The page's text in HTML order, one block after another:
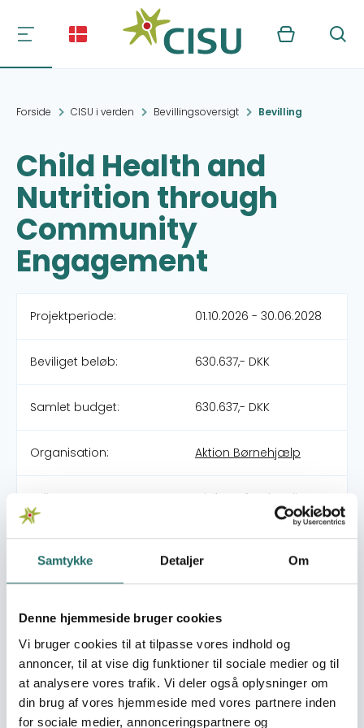
Samtykke Detaljer Om
Denne hjemmeside bruger cookies
Vi bruger cookies til at tilpasse vores indhold og
annoncer, til at vise dig funktioner til sociale medier og til
at analysere vores trafik. Vi deler også oplysninger om
din brug af vores hjemmeside med vores partnere inden
for sociale medier, annonceringspartnere og
Kurv Søg
Forside CISU i verden Bevillingsoversigt Bevilling
Child Health and
Nutrition through
Community
Engagement
Projektperiode: 01.10.2026 - 30.06.2028
Beviliget beløb: 630.637,- DKK
Samlet budget: 630.637,- DKK
Organisation: Aktion Børnehjælp
Pulje: Civilsamfundspuljen
Indsatsområde: Large Project
World goals:
Mål 3: Sundhed og
Mål 6: Rent vand og
sanitet
Mål 10: Mindre ulighed
Indsatser foregår i: India